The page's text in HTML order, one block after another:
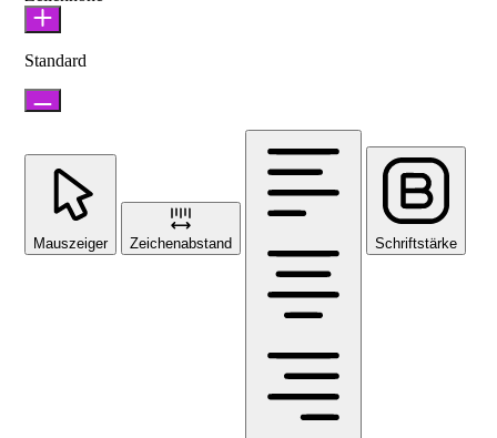
Standard
Mauszeiger Zeichenabstand Schriftstärke